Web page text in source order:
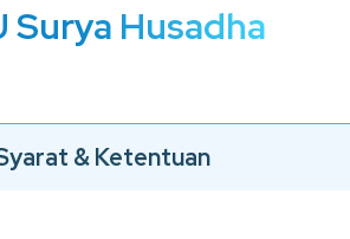
Surya Husadha
& Ketentuan